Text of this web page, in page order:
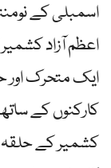
اسمبلی کے
اعظم آزاد
ایک متحرک اور
کارکنوں کے